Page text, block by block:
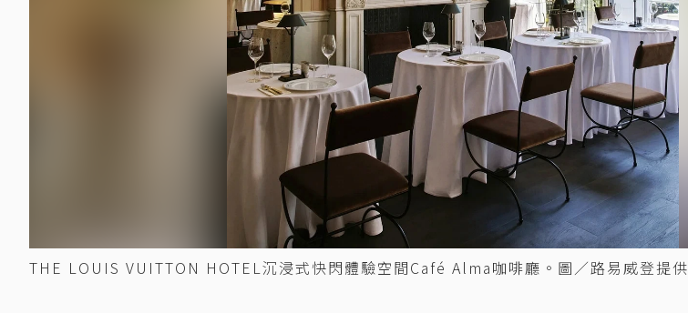
THE LOUIS VUITTON HOTEL沉浸式快閃體驗空間Café Alma咖啡廳。圖／路易威登提供